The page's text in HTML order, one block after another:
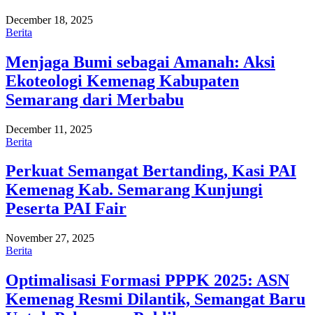
December 18, 2025
Berita
Menjaga Bumi sebagai Amanah: Aksi
Ekoteologi Kemenag Kabupaten
Semarang dari Merbabu
December 11, 2025
Berita
Perkuat Semangat Bertanding, Kasi PAI
Kemenag Kab. Semarang Kunjungi
Peserta PAI Fair
November 27, 2025
Berita
Optimalisasi Formasi PPPK 2025: ASN
Kemenag Resmi Dilantik, Semangat Baru